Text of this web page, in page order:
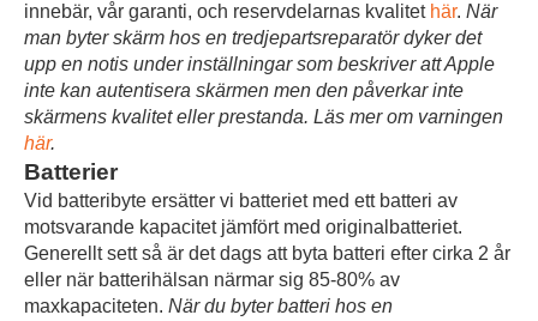
innebär, vår garanti, och reservdelarnas kvalitet här. När
man byter skärm hos en tredjepartsreparatör dyker det
upp en notis under inställningar som beskriver att Apple
inte kan autentisera skärmen men den påverkar inte
skärmens kvalitet eller prestanda. Läs mer om varningen
här.
Batterier
Vid batteribyte ersätter vi batteriet med ett batteri av
motsvarande kapacitet jämfört med originalbatteriet.
Generellt sett så är det dags att byta batteri efter cirka 2 år
eller när batterihälsan närmar sig 85-80% av
maxkapaciteten. När du byter batteri hos en